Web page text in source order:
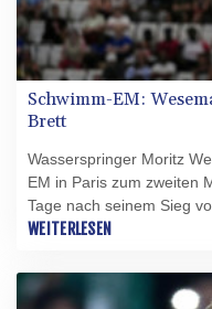
Schwimm-EM:
Brett
Wasserspringer Moritz
EM in Paris zum zweiten
Tage nach seinem Sieg
Jährige auch im Finale
(484,60) und den Briten
und wiederholte seinen
WEITERLESEN